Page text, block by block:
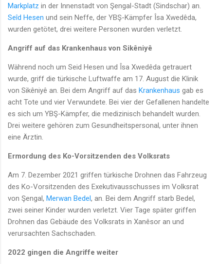
Markplatz in der Innenstadt von Şengal-Stadt (Sindschar) an.
Seîd Hesen und sein Neffe, der YBŞ-Kämpfer Îsa Xwedêda,
wurden getötet, drei weitere Personen wurden verletzt.
Angriff auf das Krankenhaus von Sikêniyê
Während noch um Seid Hesen und Îsa Xwedêda getrauert
wurde, griff die türkische Luftwaffe am 17. August die Klinik
von Sikêniyê an. Bei dem Angriff auf das Krankenhaus gab es
acht Tote und vier Verwundete. Bei vier der Gefallenen handelte
es sich um YBŞ-Kämpfer, die medizinisch behandelt wurden.
Drei weitere gehören zum Gesundheitspersonal, unter ihnen
eine Ärztin.
Ermordung des Ko-Vorsitzenden des Volksrats
Am 7. Dezember 2021 griffen türkische Drohnen das Fahrzeug
des Ko-Vorsitzenden des Exekutivausschusses im Volksrat
von Şengal, Merwan Bedel, an. Bei dem Angriff starb Bedel,
zwei seiner Kinder wurden verletzt. Vier Tage später griffen
Drohnen das Gebäude des Volksrats in Xanêsor an und
verursachten Sachschaden.
2022 gingen die Angriffe weiter